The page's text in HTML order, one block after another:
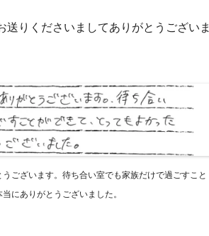
送りくださいましてありがとうございま
ございます。待ち合い室でも家族だけで過ごすこと
にありがとうございました。